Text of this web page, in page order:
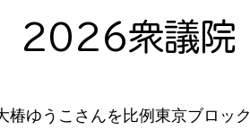
2026衆議院
ゆうこさんを比例東京ブロック